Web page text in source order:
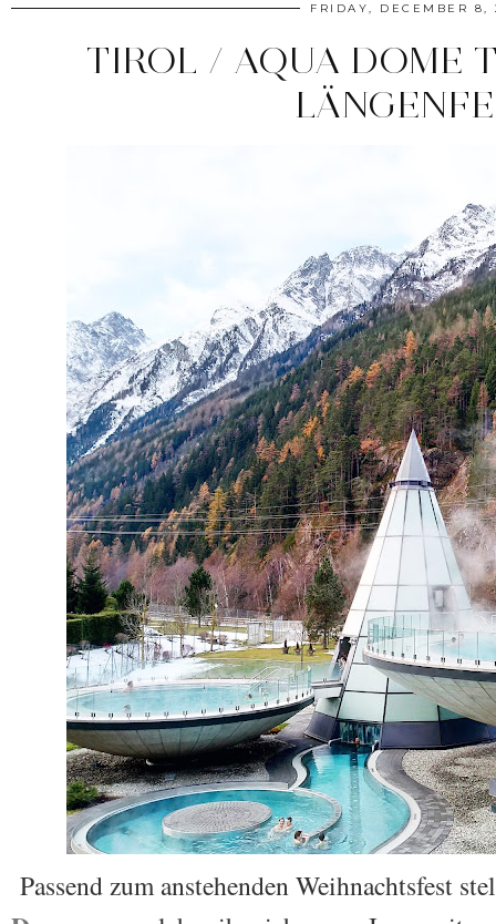
FRIDAY, DECEMBER 8,
TIROL / AQUA DOME
Passend zum anstehenden Weihnachtsfest